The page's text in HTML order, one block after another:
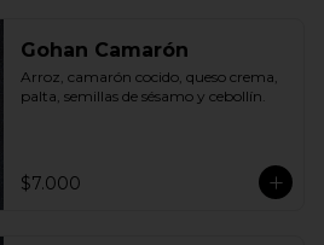
Gohan Camarón
Arroz, camarón cocido, queso crema,
palta, semillas de sésamo y cebollín.
$7.000